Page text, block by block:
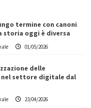
termine con canoni
storia oggi è diversa
01/05/2026
delle
nel settore digitale dal
23/04/2026